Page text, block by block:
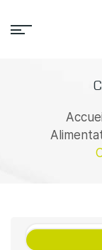
Accueil